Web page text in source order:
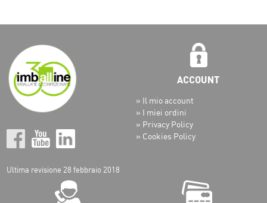
Ultima revisione 28 febbraio 2018
» Il mio account
» I miei ordini
» Privacy Policy
» Cookies Policy